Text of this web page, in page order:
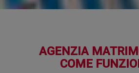
AGENZIA
COME